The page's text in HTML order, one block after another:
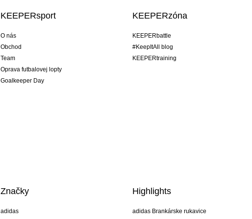
KEEPERsport
O nás
Obchod
Team
Oprava futbalovej lopty
Goalkeeper Day
KEEPERzóna
KEEPERbattle
#KeepItAll blog
KEEPERtraining
Značky
adidas
Highlights
adidas Brankárske rukavice